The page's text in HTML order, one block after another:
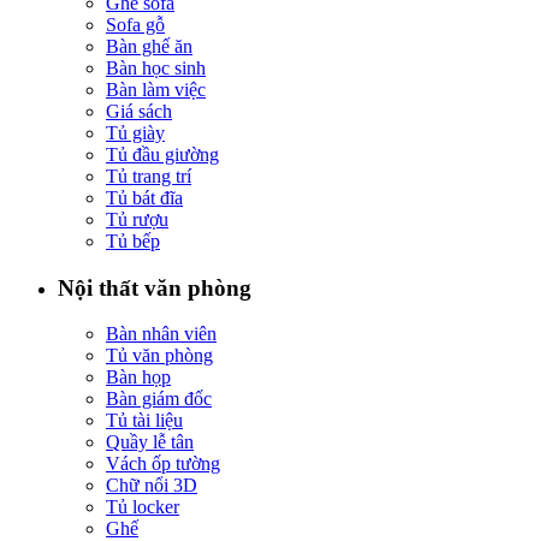
Sofa gỗ
Bàn ghế ăn
Bàn học sinh
Bàn làm việc
Giá sách
Tủ giày
Tủ đầu giường
Tủ trang trí
Tủ bát đĩa
Tủ rượu
Tủ bếp
Nội thất văn phòng
Bàn nhân viên
Tủ văn phòng
Bàn họp
Bàn giám đốc
Tủ tài liệu
Quầy lễ tân
Vách ốp tường
Chữ nổi 3D
Tủ locker
Ghế